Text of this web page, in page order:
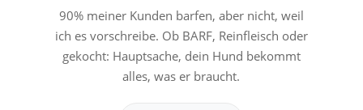
90% meiner Kunden barfen, aber nicht, weil
ich es vorschreibe. Ob BARF, Reinfleisch oder
gekocht: Hauptsache, dein Hund bekommt
alles, was er braucht.